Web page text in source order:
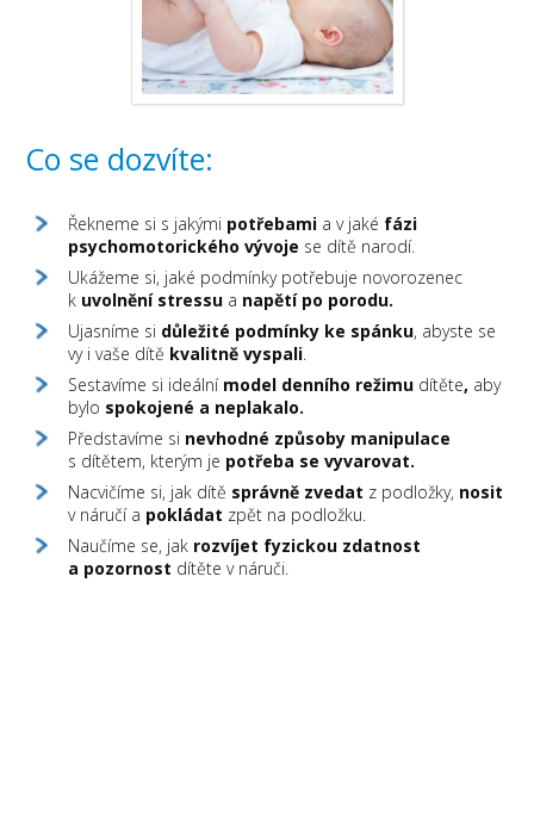
Co se dozvíte:
Řekneme si s jakými potřebami a v jaké fázi
psychomotorického vývoje se dítě narodí.
Ukážeme si, jaké podmínky potřebuje novorozenec
k uvolnění stressu a napětí po porodu.
Ujasníme si důležité podmínky ke spánku, abyste se
vy i vaše dítě kvalitně vyspali.
Sestavíme si ideálnímodel denního režimu dítěte, aby
bylo spokojené a neplakalo.
Představíme si nevhodné způsoby manipulace
s dítětem, kterým je potřeba se vyvarovat.
Nacvičíme si, jak dítě správně zvedat z podložky, nosit
v náručí a pokládat zpět na podložku.
Naučíme se, jak rozvíjet fyzickou zdatnost
a pozornost dítěte v náruči.